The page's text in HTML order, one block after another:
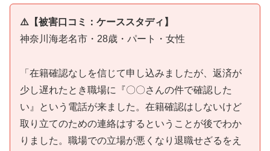
⚠️【被害口コミ：ケーススタディ】
神奈川海老名市・28歳・パート・女性
「在籍確認なしを信じて申し込みましたが、返済が
少し遅れたとき職場に『〇〇さんの件で確認した
い』という電話が来ました。在籍確認はしないけど
取り立てのための連絡はするということが後でわか
りました。職場での立場が悪くなり退職せざるをえ